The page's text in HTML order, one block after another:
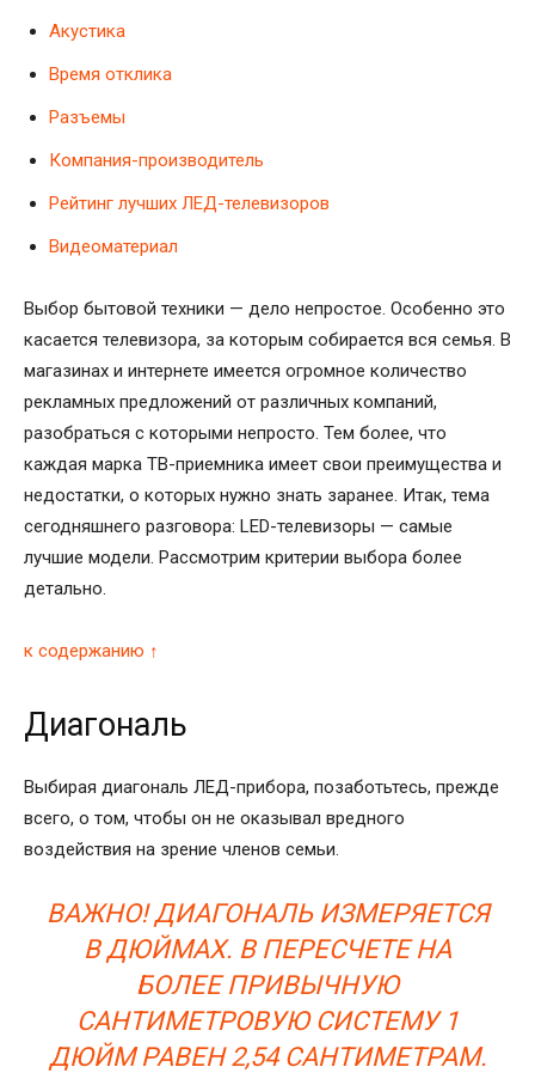
Акустика
Время отклика
Разъемы
Компания-производитель
Рейтинг лучших ЛЕД-телевизоров
Видеоматериал
Выбор бытовой техники — дело непростое. Особенно это
касается телевизора, за которым собирается вся семья. В
магазинах и интернете имеется огромное количество
рекламных предложений от различных компаний,
разобраться с которыми непросто. Тем более, что
каждая марка ТВ-приемника имеет свои преимущества и
недостатки, о которых нужно знать заранее. Итак, тема
сегодняшнего разговора: LED-телевизоры — самые
лучшие модели. Рассмотрим критерии выбора более
детально.
к содержанию ↑
Диагональ
Выбирая диагональ ЛЕД-прибора, позаботьтесь, прежде
всего, о том, чтобы он не оказывал вредного
воздействия на зрение членов семьи.
ВАЖНО! ДИАГОНАЛЬ ИЗМЕРЯЕТСЯ
В ДЮЙМАХ. В ПЕРЕСЧЕТЕ НА
БОЛЕЕ ПРИВЫЧНУЮ
САНТИМЕТРОВУЮ СИСТЕМУ 1
ДЮЙМ РАВЕН 2,54 САНТИМЕТРАМ.